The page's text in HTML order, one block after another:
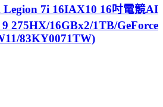
7i 16IAX10 16吋電競AI
275HX/16GBx2/1TB/GeForce
83KY0071TW)